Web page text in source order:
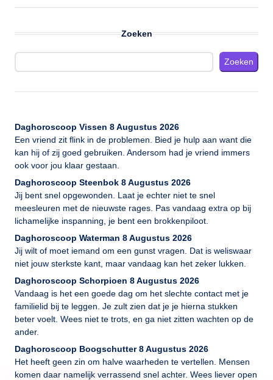
Zoeken
Zoeken
Daghoroscoop Vissen 8 Augustus 2026
Een vriend zit flink in de problemen. Bied je hulp aan want die
kan hij of zij goed gebruiken. Andersom had je vriend immers
ook voor jou klaar gestaan.
Daghoroscoop Steenbok 8 Augustus 2026
Jij bent snel opgewonden. Laat je echter niet te snel
meesleuren met de nieuwste rages. Pas vandaag extra op bij
lichamelijke inspanning, je bent een brokkenpiloot.
Daghoroscoop Waterman 8 Augustus 2026
Jij wilt of moet iemand om een gunst vragen. Dat is weliswaar
niet jouw sterkste kant, maar vandaag kan het zeker lukken.
Daghoroscoop Schorpioen 8 Augustus 2026
Vandaag is het een goede dag om het slechte contact met je
familielid bij te leggen. Je zult zien dat je je hierna stukken
beter voelt. Wees niet te trots, en ga niet zitten wachten op de
ander.
Daghoroscoop Boogschutter 8 Augustus 2026
Het heeft geen zin om halve waarheden te vertellen. Mensen
komen daar namelijk verrassend snel achter. Wees liever open